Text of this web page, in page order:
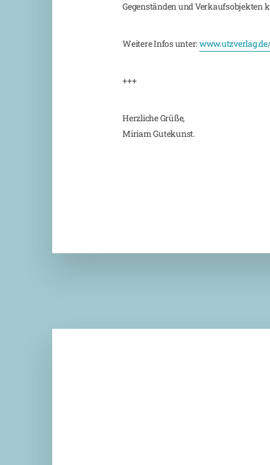
Gegenständen und Verkaufsobjekten
Weitere Infos unter:
+++
Herzliche Grüße,
Miriam Gutekunst.